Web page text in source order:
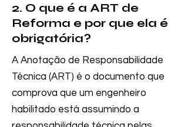
2. O que é a ART de
Reforma e por que ela é
obrigatória?
A Anotação de Responsabilidade
Técnica (ART) é o documento que
comprova que um engenheiro
habilitado está assumindo a